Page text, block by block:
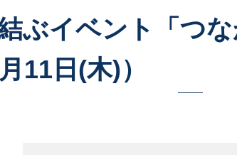
ぶイベント「つ
11日(木)）